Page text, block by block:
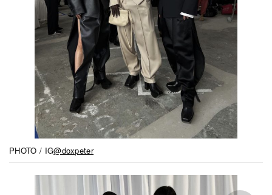
PHOTO / IG@doxpeter